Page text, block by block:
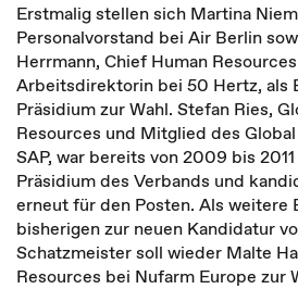
Erstmalig stellen sich Martina
Personalvorstand bei Air Berlin
Herrmann, Chief Human
Arbeitsdirektorin bei 50 Hertz, als
Präsidium zur Wahl. Stefan Ries,
Resources und Mitglied des
SAP, war bereits von 2009 bis
Präsidium des Verbands und
erneut für den Posten. Als weitere
bisherigen zur neuen Kandidatur
Schatzmeister soll wieder Malte
Resources bei Nufarm Europe zur